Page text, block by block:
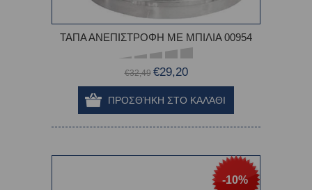
ΤΑΠΑ ΑΝΕΠΙΣΤΡΟΦΗ ΜΕ ΜΠΙΛΙΑ 00954
€32,49 €29,20
-10%